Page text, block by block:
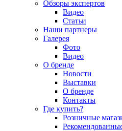
Обзоры экспертов
Видео
Статьи
Наши партнеры
Галерея
Фото
Видео
О бренде
Новости
Выставки
О бренде
Контакты
Где купить?
Розничные